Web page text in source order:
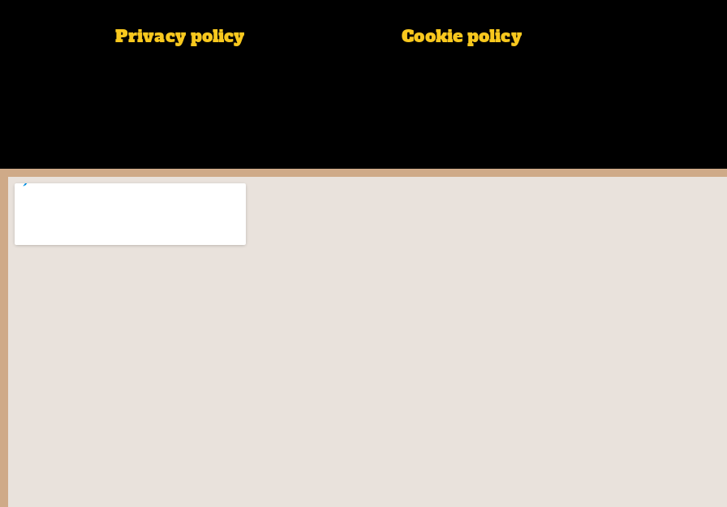
Privacy policy Cookie policy